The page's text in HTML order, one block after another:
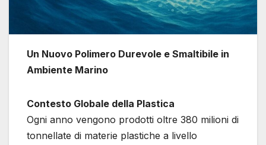
Un Nuovo Polimero Durevole e Smaltibile in
Ambiente Marino
Contesto Globale della Plastica
Ogni anno vengono prodotti oltre 380 milioni di
tonnellate di materie plastiche a livello